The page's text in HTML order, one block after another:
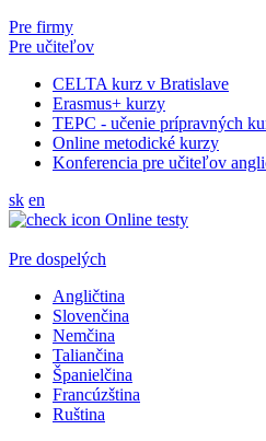
Pre firmy
Pre učiteľov
CELTA kurz v Bratislave
Erasmus+ kurzy
TEPC - učenie prípravných
Online metodické kurzy
Konferencia pre učiteľov
sk en
Online testy
Pre dospelých
Angličtina
Slovenčina
Nemčina
Taliančina
Španielčina
Francúzština
Ruština